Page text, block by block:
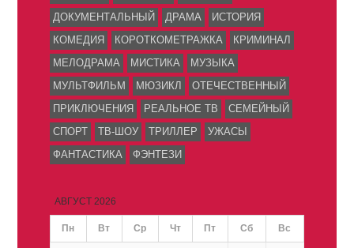
ДОКУМЕНТАЛЬНЫЙ ДРАМА
ИСТОРИЯ
КОМЕДИЯ
КОРОТКОМЕТРАЖКА
КРИМИНАЛ
МЕЛОДРАМА
МИСТИКА
МУЗЫКА
МУЛЬТФИЛЬМ
МЮЗИКЛ
ОТЕЧЕСТВЕННЫЙ
ПРИКЛЮЧЕНИЯ
РЕАЛЬНОЕ ТВ
СЕМЕЙНЫЙ
СПОРТ
ТВ-ШОУ ТРИЛЛЕР
УЖАСЫ
ФАНТАСТИКА
ФЭНТЕЗИ
АВГУСТ 2026
Пн Вт Ср Чт Пт Сб Вс